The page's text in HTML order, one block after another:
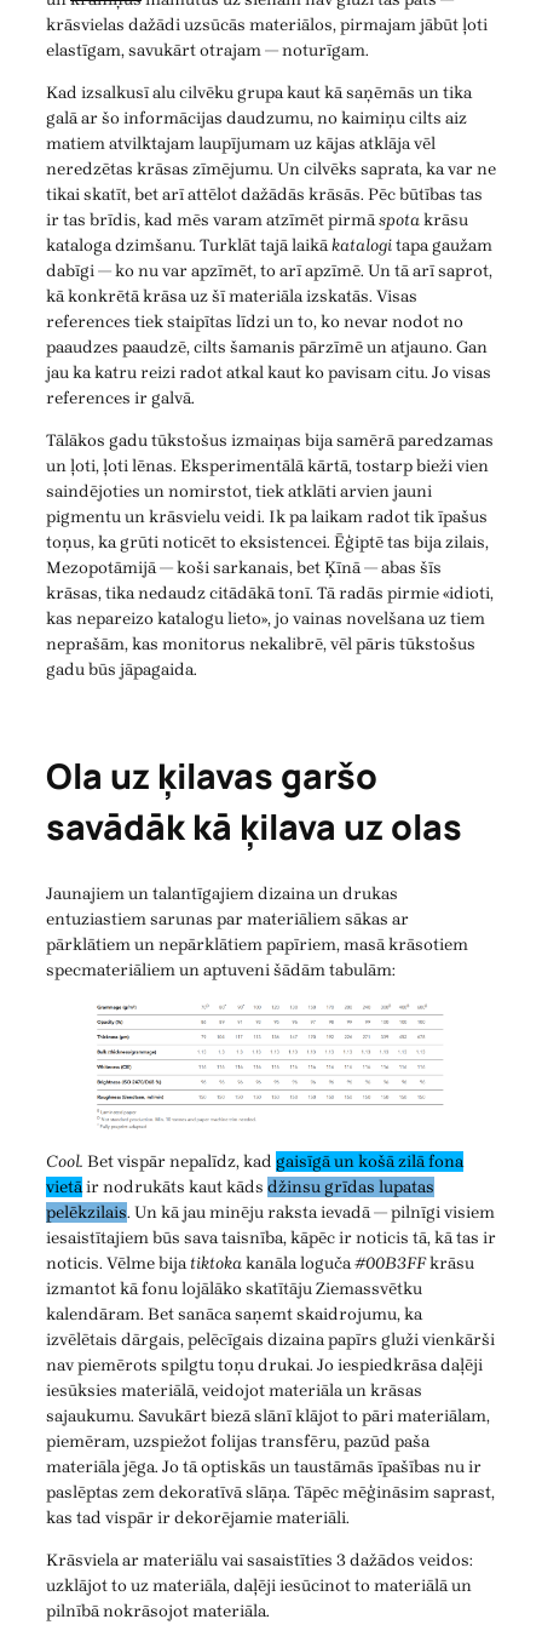
krāsvielas dažādi uzsūcās materiālos, pirmajam jābūt ļoti
elastīgam, savukārt otrajam — noturīgam.
Kad izsalkusī alu cilvēku grupa kaut kā saņēmās un tika
galā ar šo informācijas daudzumu, no kaimiņu cilts aiz
matiem atvilktajam laupījumam uz kājas atklāja vēl
neredzētas krāsas zīmējumu. Un cilvēks saprata, ka var ne
tikai skatīt, bet arī attēlot dažādās krāsās. Pēc būtības tas
ir tas brīdis, kad mēs varam atzīmēt pirmāspotakrāsu
kataloga dzimšanu. Turklāt tajā laikākatalogitapa gaužam
dabīgi — ko nu var apzīmēt, to arī apzīmē. Un tā arī saprot,
kā konkrētā krāsa uz šī materiāla izskatās. Visas
references tiek staipītas līdzi un to, ko nevar nodot no
paaudzes paaudzē, cilts šamanis pārzīmē un atjauno. Gan
jau ka katru reizi radot atkal kaut ko pavisam citu. Jo visas
references ir galvā.
Tālākos gadu tūkstošus izmaiņas bija samērā paredzamas
un ļoti, ļoti lēnas. Eksperimentālā kārtā, tostarp bieži vien
saindējoties un nomirstot, tiek atklāti arvien jauni
pigmentu un krāsvielu veidi. Ik pa laikam radot tik īpašus
toņus, ka grūti noticēt to eksistencei. Ēģiptē tas bija zilais,
Mezopotāmijā — koši sarkanais, bet Ķīnā — abas šīs
krāsas, tika nedaudz citādākā tonī. Tā radās pirmie «idioti,
kas nepareizo katalogu lieto», jo vainas novelšana uz tiem
neprašām, kas monitorus nekalibrē, vēl pāris tūkstošus
gadu būs jāpagaida.
Ola uz ķilavas garšo
savādāk kā ķilava uz olas
Jaunajiem un talantīgajiem dizaina un drukas
entuziastiem sarunas par materiāliem sākas ar
pārklātiem un nepārklātiem papīriem, masā krāsotiem
specmateriāliem un aptuveni šādām tabulām:
Cool. Bet vispār nepalīdz, kad gaisīgā un košā zilā fona
vietāir nodrukāts kaut kāds džinsu grīdas lupatas
pelēkzilais. Un kā jau minēju raksta ievadā — pilnīgi visiem
iesaistītajiem būs sava taisnība, kāpēc ir noticis tā, kā tas ir
noticis. Vēlme bijatiktokakanāla loguča#00B3FFkrāsu
izmantot kā fonu lojālāko skatītāju Ziemassvētku
kalendāram. Bet sanāca saņemt skaidrojumu, ka
izvēlētais dārgais, pelēcīgais dizaina papīrs gluži vienkārši
nav piemērots spilgtu toņu drukai. Jo iespiedkrāsa daļēji
iesūksies materiālā, veidojot materiāla un krāsas
sajaukumu. Savukārt biezā slānī klājot to pāri materiālam,
piemēram, uzspiežot folijas transfēru, pazūd paša
materiāla jēga. Jo tā optiskās un taustāmās īpašības nu ir
paslēptas zem dekoratīvā slāņa. Tāpēc mēģināsim saprast,
kas tad vispār ir dekorējamie materiāli.
Krāsviela ar materiālu vai sasaistīties 3 dažādos veidos:
uzklājot to uz materiāla, daļēji iesūcinot to materiālā un
pilnībā nokrāsojot materiāla.